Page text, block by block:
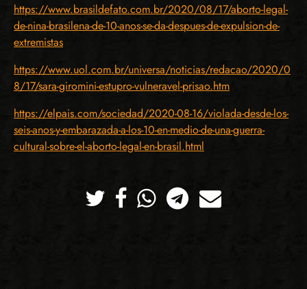
https://www.brasildefato.com.br/2020/08/17/aborto-legal-
de-nina-brasilena-de-10-anos-se-da-despues-de-expulsion-de-
extremistas
https://www.uol.com.br/universa/noticias/redacao/2020/0
8/17/sara-giromini-estupro-vulneravel-prisao.htm
https://elpais.com/sociedad/2020-08-16/violada-desde-los-
seis-anos-y-embarazada-a-los-10-en-medio-de-una-guerra-
cultural-sobre-el-aborto-legal-en-brasil.html
TwitterFacebookWhatsappTelegramCorreo